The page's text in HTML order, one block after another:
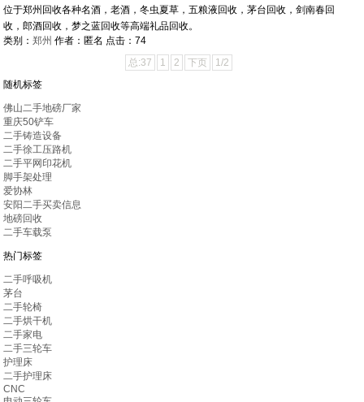
位于郑州回收各种名酒，老酒，冬虫夏草，五粮液回收，茅台回收，剑南春回
收，郎酒回收，梦之蓝回收等高端礼品回收。
类别：郑州 作者： 匿名 点击：74
总:37
1 2 下页
1/2
随机标签
佛山二手地磅厂家
重庆50铲车
二手铸造设备
二手徐工压路机
二手平网印花机
脚手架处理
爱协林
安阳二手买卖信息
地磅回收
二手车载泵
热门标签
二手呼吸机
茅台
二手轮椅
二手烘干机
二手家电
二手三轮车
护理床
二手护理床
CNC